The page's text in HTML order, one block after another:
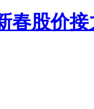
春股价接